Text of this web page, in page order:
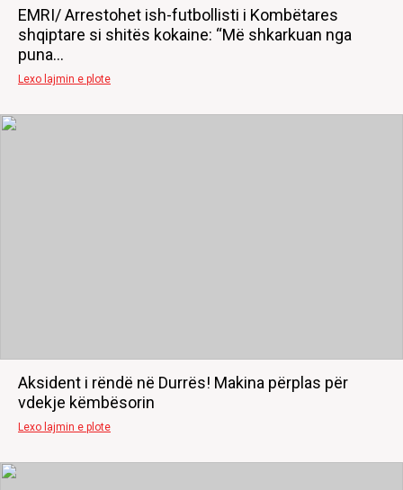
EMRI/ Arrestohet ish-futbollisti i Kombëtares
shqiptare si shitës kokaine: “Më shkarkuan nga
puna…
Lexo lajmin e plote
Aksident i rëndë në Durrës! Makina përplas për
vdekje këmbësorin
Lexo lajmin e plote